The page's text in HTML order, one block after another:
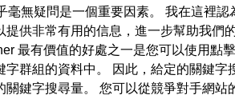
毫無疑問是一個重要因素。 我在這裡
提供非常有用的信息，進一步幫助我
最有價值的好處之一是您可以使用點
字群組的資料中。 因此，給定的關鍵
鍵字搜尋量。 您可以從競爭對手網